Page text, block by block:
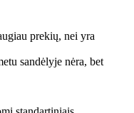
prekių, nei yra
sandėlyje nėra, bet